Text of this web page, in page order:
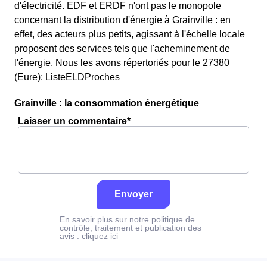
d'électricité. EDF et ERDF n'ont pas le monopole
concernant la distribution d'énergie à Grainville : en
effet, des acteurs plus petits, agissant à l'échelle locale
proposent des services tels que l'acheminement de
l'énergie. Nous les avons répertoriés pour le 27380
(Eure): ListeELDProches
Grainville : la consommation énergétique
Laisser un commentaire*
Envoyer
En savoir plus sur notre politique de
contrôle, traitement et publication des
avis : cliquez ici